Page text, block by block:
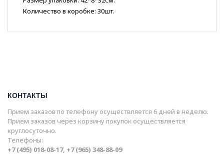
Количество в коробке: 30шт.
КОНТАКТЫ
Прием заказов по телефону осуществляется 6 дней в неделю.
Прием заказов через корзину покупок осуществляется
круглосуточно.
Телефоны:
+7 (495) 018-08-17, +7 (965) 348-88-09